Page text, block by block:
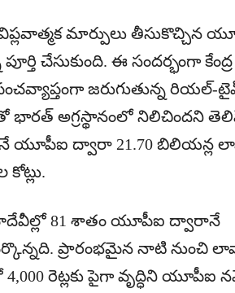
మార్పులు తీసుకొచ్చిన
చేసుకుంది. ఈ సందర్భంగా కేంద్ర
జరుగుతున్న రియల్-
అగ్రస్థానంలో నిలిచిందని
యూపీఐ ద్వారా 21.70 బిలియన్ల
81 శాతం యూపీఐ ద్వారానే
పేర్కొన్నది. ప్రారంభమైన నాటి నుంచి
రెట్లకు పైగా వృద్ధిని యూపీఐ